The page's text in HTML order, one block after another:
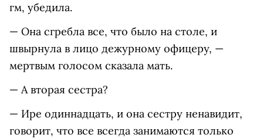
гм, убедила.
— Она сгребла все, что было на столе, и
швырнула в лицо дежурному офицеру, —
мертвым голосом сказала мать.
— А вторая сестра?
— Ире одиннадцать, и она сестру ненавидит,
говорит, что все всегда занимаются только